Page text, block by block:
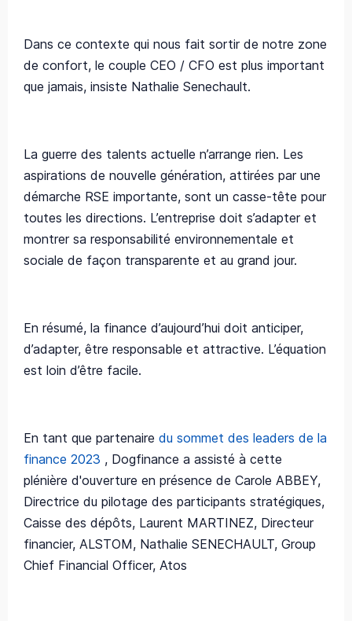
Dans ce contexte qui nous fait sortir de notre zone
de confort, le couple CEO / CFO est plus important
que jamais, insiste Nathalie Senechault.
La guerre des talents actuelle n’arrange rien. Les
aspirations de nouvelle génération, attirées par une
démarche RSE importante, sont un casse-tête pour
toutes les directions. L’entreprise doit s’adapter et
montrer sa responsabilité environnementale et
sociale de façon transparente et au grand jour.
En résumé, la finance d’aujourd’hui doit anticiper,
d’adapter, être responsable et attractive. L’équation
est loin d’être facile.
En tant que partenaire du sommet des leaders de la
finance 2023 , Dogfinance a assisté à cette
plénière d'ouverture en présence de Carole ABBEY,
Directrice du pilotage des participants stratégiques,
Caisse des dépôts, Laurent MARTINEZ, Directeur
financier, ALSTOM, Nathalie SENECHAULT, Group
Chief Financial Officer, Atos